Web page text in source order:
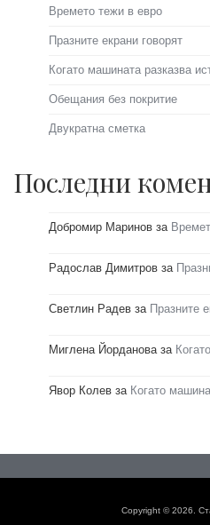
Времето тежи в евро
Празните екрани говорят
Когато машината разказва
Обещания без покритие
Двукратна сметка
Последни
Добромир Маринов за
Радослав Димитров за
Светлин Радев за Празните
Миглена Йорданова за
Явор Колев за Когато
Copyright © 2026.